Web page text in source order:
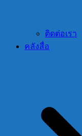
ติดต่อเรา
คลังสื่อ